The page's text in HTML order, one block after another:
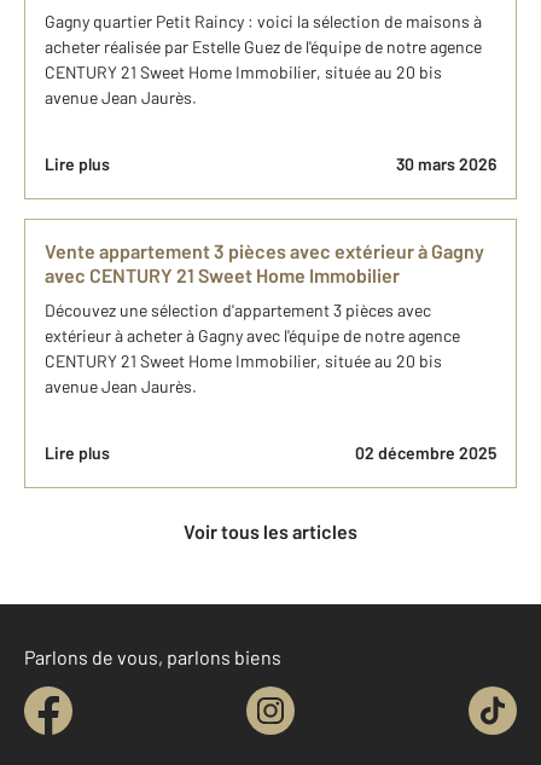
Gagny quartier Petit Raincy​ : voici la sélection de maisons ​à
acheter réalisée par Estelle Guez de l'équipe de notre agence
CENTURY 21 Sweet Home Immobilier, située au 20 bis
avenue Jean Jaurès.
Lire plus 30 mars 2026
Vente appartement 3 pièces avec extérieur à Gagny
avec CENTURY 21 Sweet Home Immobilier
Découvez une sélection d'appartement 3 pièces avec
extérieur à acheter à Gagny avec l'équipe de notre agence
CENTURY 21 Sweet Home Immobilier, située au 20 bis
avenue Jean Jaurès.
Lire plus 02 décembre 2025
Voir tous les articles
Parlons de vous, parlons biens